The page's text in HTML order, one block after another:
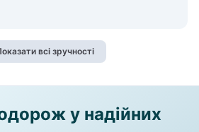
всі зручності
у надійних